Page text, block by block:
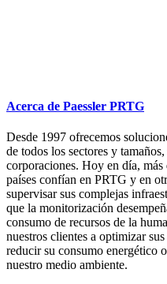
Acerca de Paessler PRTG
Desde 1997 ofrecemos
de todos los sectores y
corporaciones. Hoy en día,
países confían en PRTG y en
supervisar sus complejas
que la monitorización
consumo de recursos de la
nuestros clientes a optimizar
reducir su consumo energético
nuestro medio ambiente.